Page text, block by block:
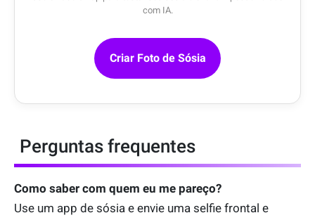
com IA.
Criar Foto de Sósia
Perguntas frequentes
Como saber com quem eu me pareço?
Use um app de sósia e envie uma selfie frontal e